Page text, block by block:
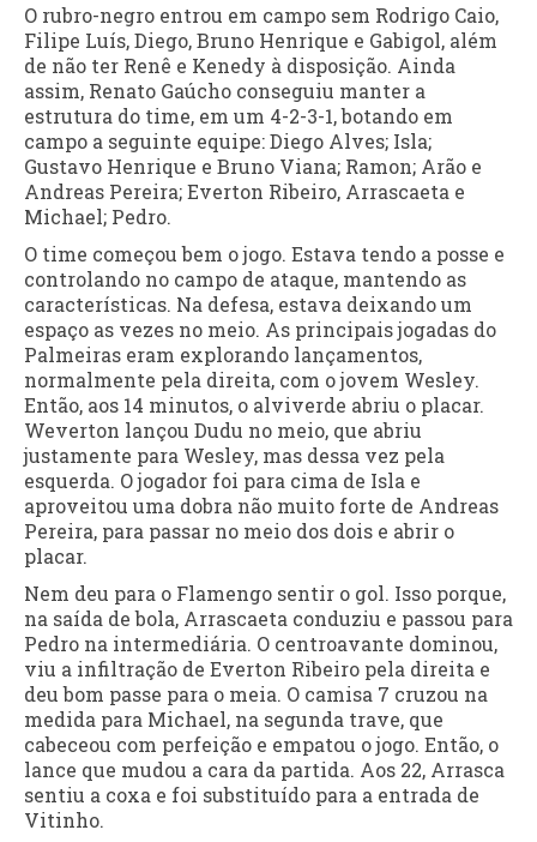
O rubro-negro entrou em campo sem Rodrigo Caio,
Filipe Luís, Diego, Bruno Henrique e Gabigol, além
de não ter Renê e Kenedy à disposição. Ainda
assim, Renato Gaúcho conseguiu manter a
estrutura do time, em um 4-2-3-1, botando em
campo a seguinte equipe: Diego Alves; Isla;
Gustavo Henrique e Bruno Viana; Ramon; Arão e
Andreas Pereira; Everton Ribeiro, Arrascaeta e
Michael; Pedro.
O time começou bem o jogo. Estava tendo a posse e
controlando no campo de ataque, mantendo as
características. Na defesa, estava deixando um
espaço as vezes no meio. As principais jogadas do
Palmeiras eram explorando lançamentos,
normalmente pela direita, com o jovem Wesley.
Então, aos 14 minutos, o alviverde abriu o placar.
Weverton lançou Dudu no meio, que abriu
justamente para Wesley, mas dessa vez pela
esquerda. O jogador foi para cima de Isla e
aproveitou uma dobra não muito forte de Andreas
Pereira, para passar no meio dos dois e abrir o
placar.
Nem deu para o Flamengo sentir o gol. Isso porque,
na saída de bola, Arrascaeta conduziu e passou para
Pedro na intermediária. O centroavante dominou,
viu a infiltração de Everton Ribeiro pela direita e
deu bom passe para o meia. O camisa 7 cruzou na
medida para Michael, na segunda trave, que
cabeceou com perfeição e empatou o jogo. Então, o
lance que mudou a cara da partida. Aos 22, Arrasca
sentiu a coxa e foi substituído para a entrada de
Vitinho.